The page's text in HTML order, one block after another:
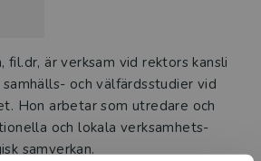
fil.dr, är verksam vid rektors kansli
och välfärdsstudier vid
Hon arbetar som utredare och
och lokala verksamhets­-
samverkan.